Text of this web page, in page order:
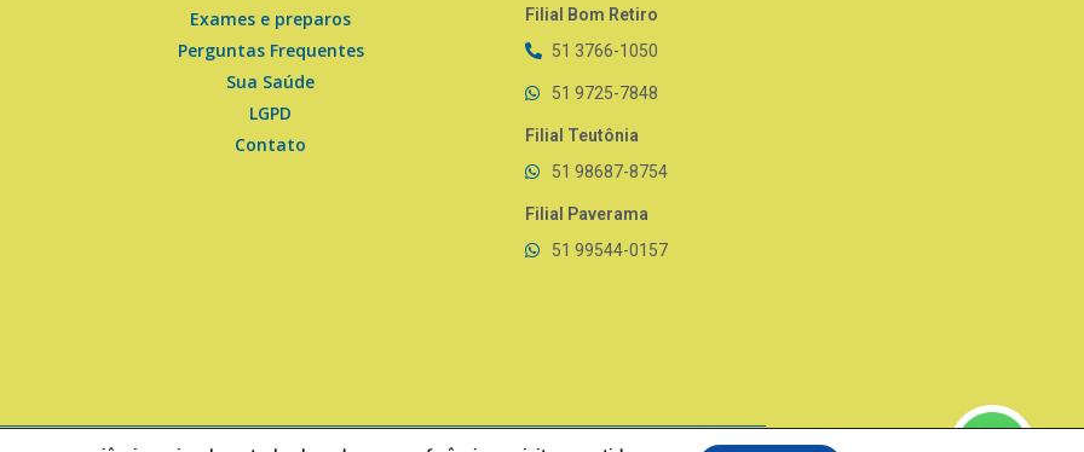
Exames e preparos
Perguntas Frequentes
Sua Saúde
LGPD
Contato
Filial Bom Retiro
51 3766-1050
51 9725-7848
Filial Teutônia
51 98687-8754
Filial Paverama
51 99544-0157